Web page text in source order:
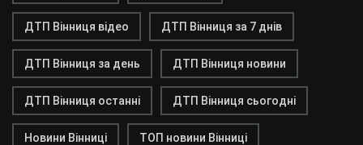
ДТП Вінниця відео ДТП Вінниця за 7 днів
ДТП Вінниця за день ДТП Вінниця новини
ДТП Вінниця останні ДТП Вінниця сьогодні
Новини Вінниці ТОП новини Вінниці